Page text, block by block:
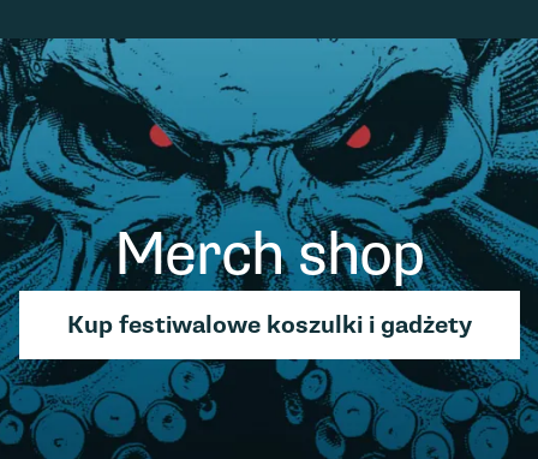
Merch shop
Kup festiwalowe koszulki i gadżety